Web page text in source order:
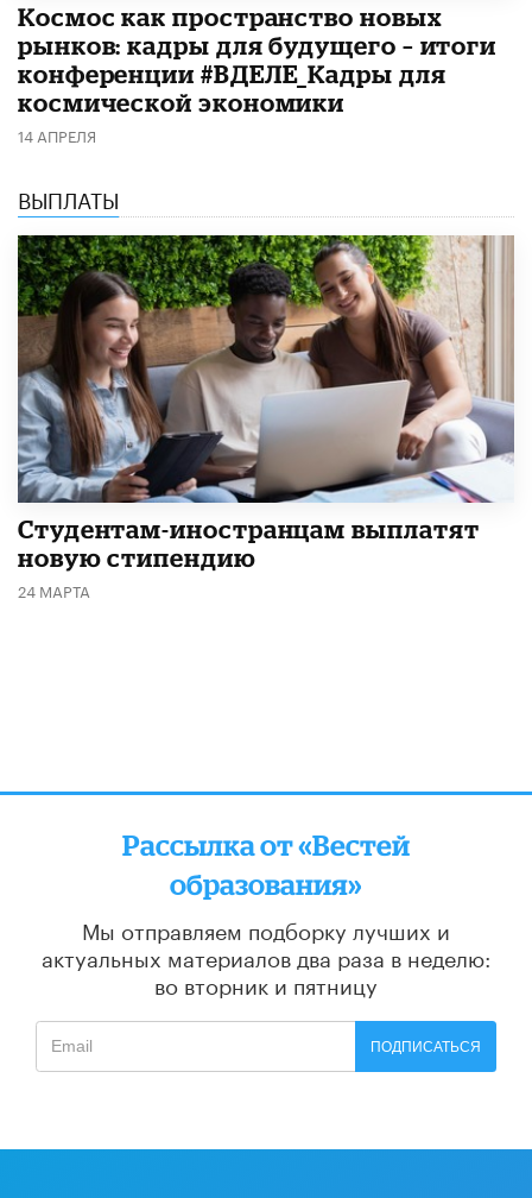
Космос как пространство новых
рынков: кадры для будущего – итоги
конференции #ВДЕЛЕ_Кадры для
космической экономики
14 АПРЕЛЯ
ВЫПЛАТЫ
Студентам-иностранцам выплатят
новую стипендию
24 МАРТА
Рассылка от «Вестей
образования»
Мы отправляем подборку лучших и
актуальных материалов два раза в неделю:
во вторник и пятницу
ПОДПИСАТЬСЯ